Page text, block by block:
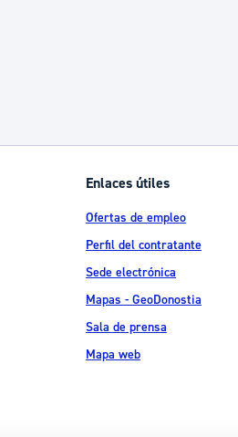
Enlaces útiles
Ofertas de empleo
Perfil del contratante
Sede electrónica
Mapas - GeoDonostia
Sala de prensa
Mapa web